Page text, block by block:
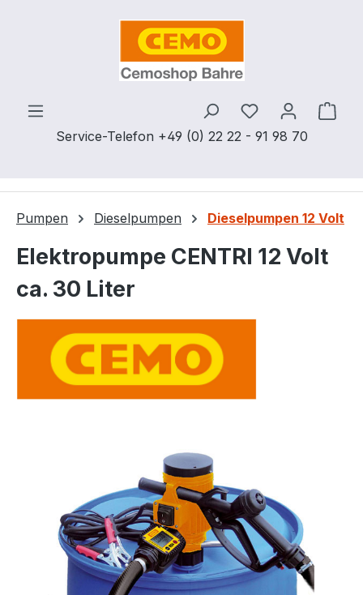
Zum Hauptinhalt springen
Service-Telefon +49 (0) 22 22 - 91 98 70
Du hast 0
Pumpen Dieselpumpen Dieselpumpen 12 Volt
Elektropumpe CENTRI 12 Volt
ca. 30 Liter